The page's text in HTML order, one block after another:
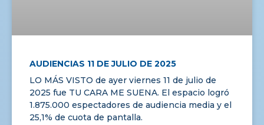
AUDIENCIAS 11 DE JULIO DE 2025
LO MÁS VISTO de ayer viernes 11 de julio de
2025 fue TU CARA ME SUENA. El espacio logró
1.875.000 espectadores de audiencia media y el
25,1% de cuota de pantalla.